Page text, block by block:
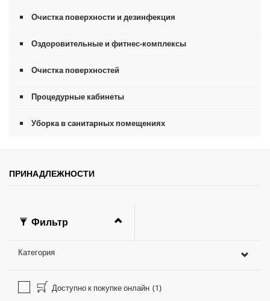
Очистка поверхности и дезинфекция
Оздоровительные и фитнес-комплексы
Очистка поверхностей
Процедурные кабинеты
Уборка в санитарных помещениях
ПРИНАДЛЕЖНОСТИ
Фильтр
Категория
Доступно к покупке онлайн (1)